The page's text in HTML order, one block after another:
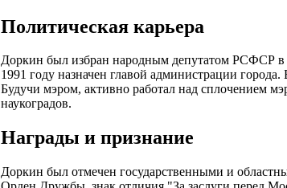
Политическая карьера
Доркин был избран народным депутатом РСФСР в
1991 году назначен главой администрации
Будучи мэром, активно работал над сплочением
наукоградов.
Награды и признание
Доркин был отмечен государственными и